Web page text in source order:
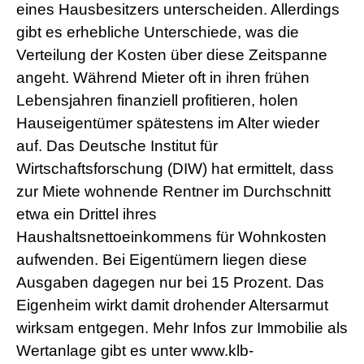
eines Hausbesitzers unterscheiden. Allerdings
gibt es erhebliche Unterschiede, was die
Verteilung der Kosten über diese Zeitspanne
angeht. Während Mieter oft in ihren frühen
Lebensjahren finanziell profitieren, holen
Hauseigentümer spätestens im Alter wieder
auf. Das Deutsche Institut für
Wirtschaftsforschung (DIW) hat ermittelt, dass
zur Miete wohnende Rentner im Durchschnitt
etwa ein Drittel ihres
Haushaltsnettoeinkommens für Wohnkosten
aufwenden. Bei Eigentümern liegen diese
Ausgaben dagegen nur bei 15 Prozent. Das
Eigenheim wirkt damit drohender Altersarmut
wirksam entgegen. Mehr Infos zur Immobilie als
Wertanlage gibt es unter www.klb-